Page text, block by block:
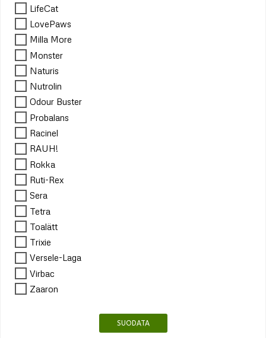
LifeCat
LovePaws
Milla More
Monster
Naturis
Nutrolin
Odour Buster
Probalans
Racinel
RAUH!
Rokka
Ruti-Rex
Sera
Tetra
Toalätt
Trixie
Versele-Laga
Virbac
Zaaron
SUODATA